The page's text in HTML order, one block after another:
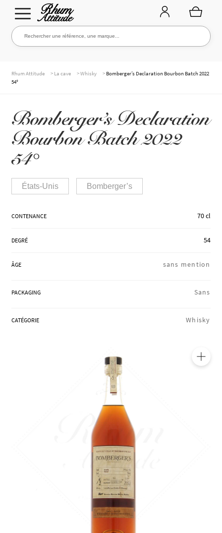
Aller
à
Aller
au
Rechercher une référence, une marque...
Rechercher
NOS RHUMS
MARQUES
Rhum Attitude > La cave >Whisky > Bomberger’s Declaration Bourbon Batch 2022
54°
Bomberger’s Declaration
Bourbon Batch 2022
54°
États-Unis Bomberger’s
CONTENANCE 70 cl
DEGRÉ 54
ÂGE sans mention
PACKAGING Sans
CATÉGORIE Whisky